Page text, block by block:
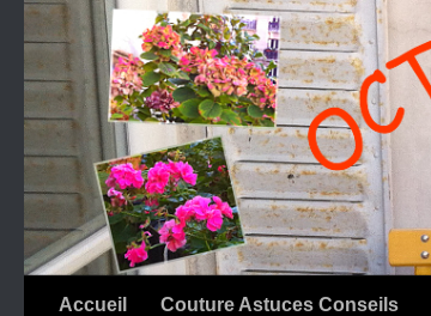
Accueil Couture Astuces Conseils